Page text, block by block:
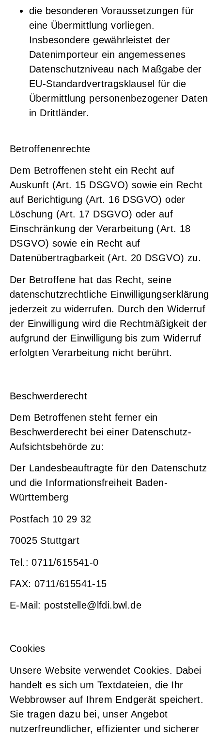
die besonderen Voraussetzungen für
eine Übermittlung vorliegen.
Insbesondere gewährleistet der
Datenimporteur ein angemessenes
Datenschutzniveau nach Maßgabe der
EU-Standardvertragsklausel für die
Übermittlung personenbezogener Daten
in Drittländer.
Betroffenenrechte
Dem Betroffenen steht ein Recht auf
Auskunft (Art. 15 DSGVO) sowie ein Recht
auf Berichtigung (Art. 16 DSGVO) oder
Löschung (Art. 17 DSGVO) oder auf
Einschränkung der Verarbeitung (Art. 18
DSGVO) sowie ein Recht auf
Datenübertragbarkeit (Art. 20 DSGVO) zu.
Der Betroffene hat das Recht, seine
datenschutzrechtliche Einwilligungserklärung
jederzeit zu widerrufen. Durch den Widerruf
der Einwilligung wird die Rechtmäßigkeit der
aufgrund der Einwilligung bis zum Widerruf
erfolgten Verarbeitung nicht berührt.
Beschwerderecht
Dem Betroffenen steht ferner ein
Beschwerderecht bei einer Datenschutz-
Aufsichtsbehörde zu:
Der Landesbeauftragte für den Datenschutz
und die Informationsfreiheit Baden-
Württemberg
Postfach 10 29 32
70025 Stuttgart
Tel.: 0711/615541-0
FAX: 0711/615541-15
E-Mail: poststelle@lfdi.bwl.de
Cookies
Unsere Website verwendet Cookies. Dabei
handelt es sich um Textdateien, die Ihr
Webbrowser auf Ihrem Endgerät speichert.
Sie tragen dazu bei, unser Angebot
nutzerfreundlicher, effizienter und sicherer